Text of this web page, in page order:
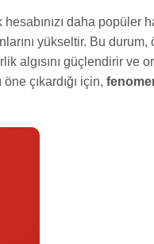
hesabınızı daha popüler
yükseltir. Bu durum,
algısını güçlendirir ve
çıkardığı için,